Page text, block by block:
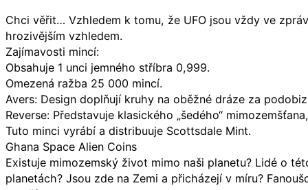
Chci věřit… Vzhledem k tomu, že UFO jsou vždy ve
hrozivějším vzhledem.
Zajímavosti mincí:
Obsahuje 1 unci jemného stříbra 0,999.
Omezená ražba 25 000 mincí.
Avers: Design doplňují kruhy na oběžné dráze za
Reverse: Představuje klasického „šedého“
Tuto minci vyrábí a distribuuje Scottsdale Mint.
Ghana Space Alien Coins
Existuje mimozemský život mimo naši planetu? Lidé o
planetách? Jsou zde na Zemi a přicházejí v míru?